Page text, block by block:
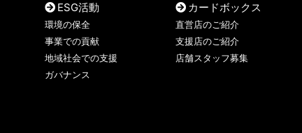
ESG活動
環境の保全
事業での貢献
地域社会での支援
ガバナンス
カードボックス
直営店のご紹介
支援店のご紹介
店舗スタッフ募集